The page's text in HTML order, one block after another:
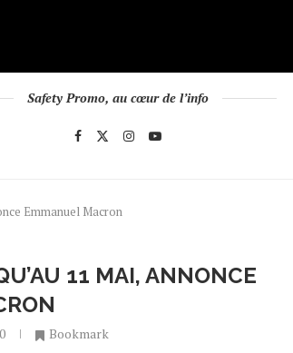
Safety Promo, au cœur de l’info
Emmanuel Macron
11 MAI, ANNONCE
Bookmark